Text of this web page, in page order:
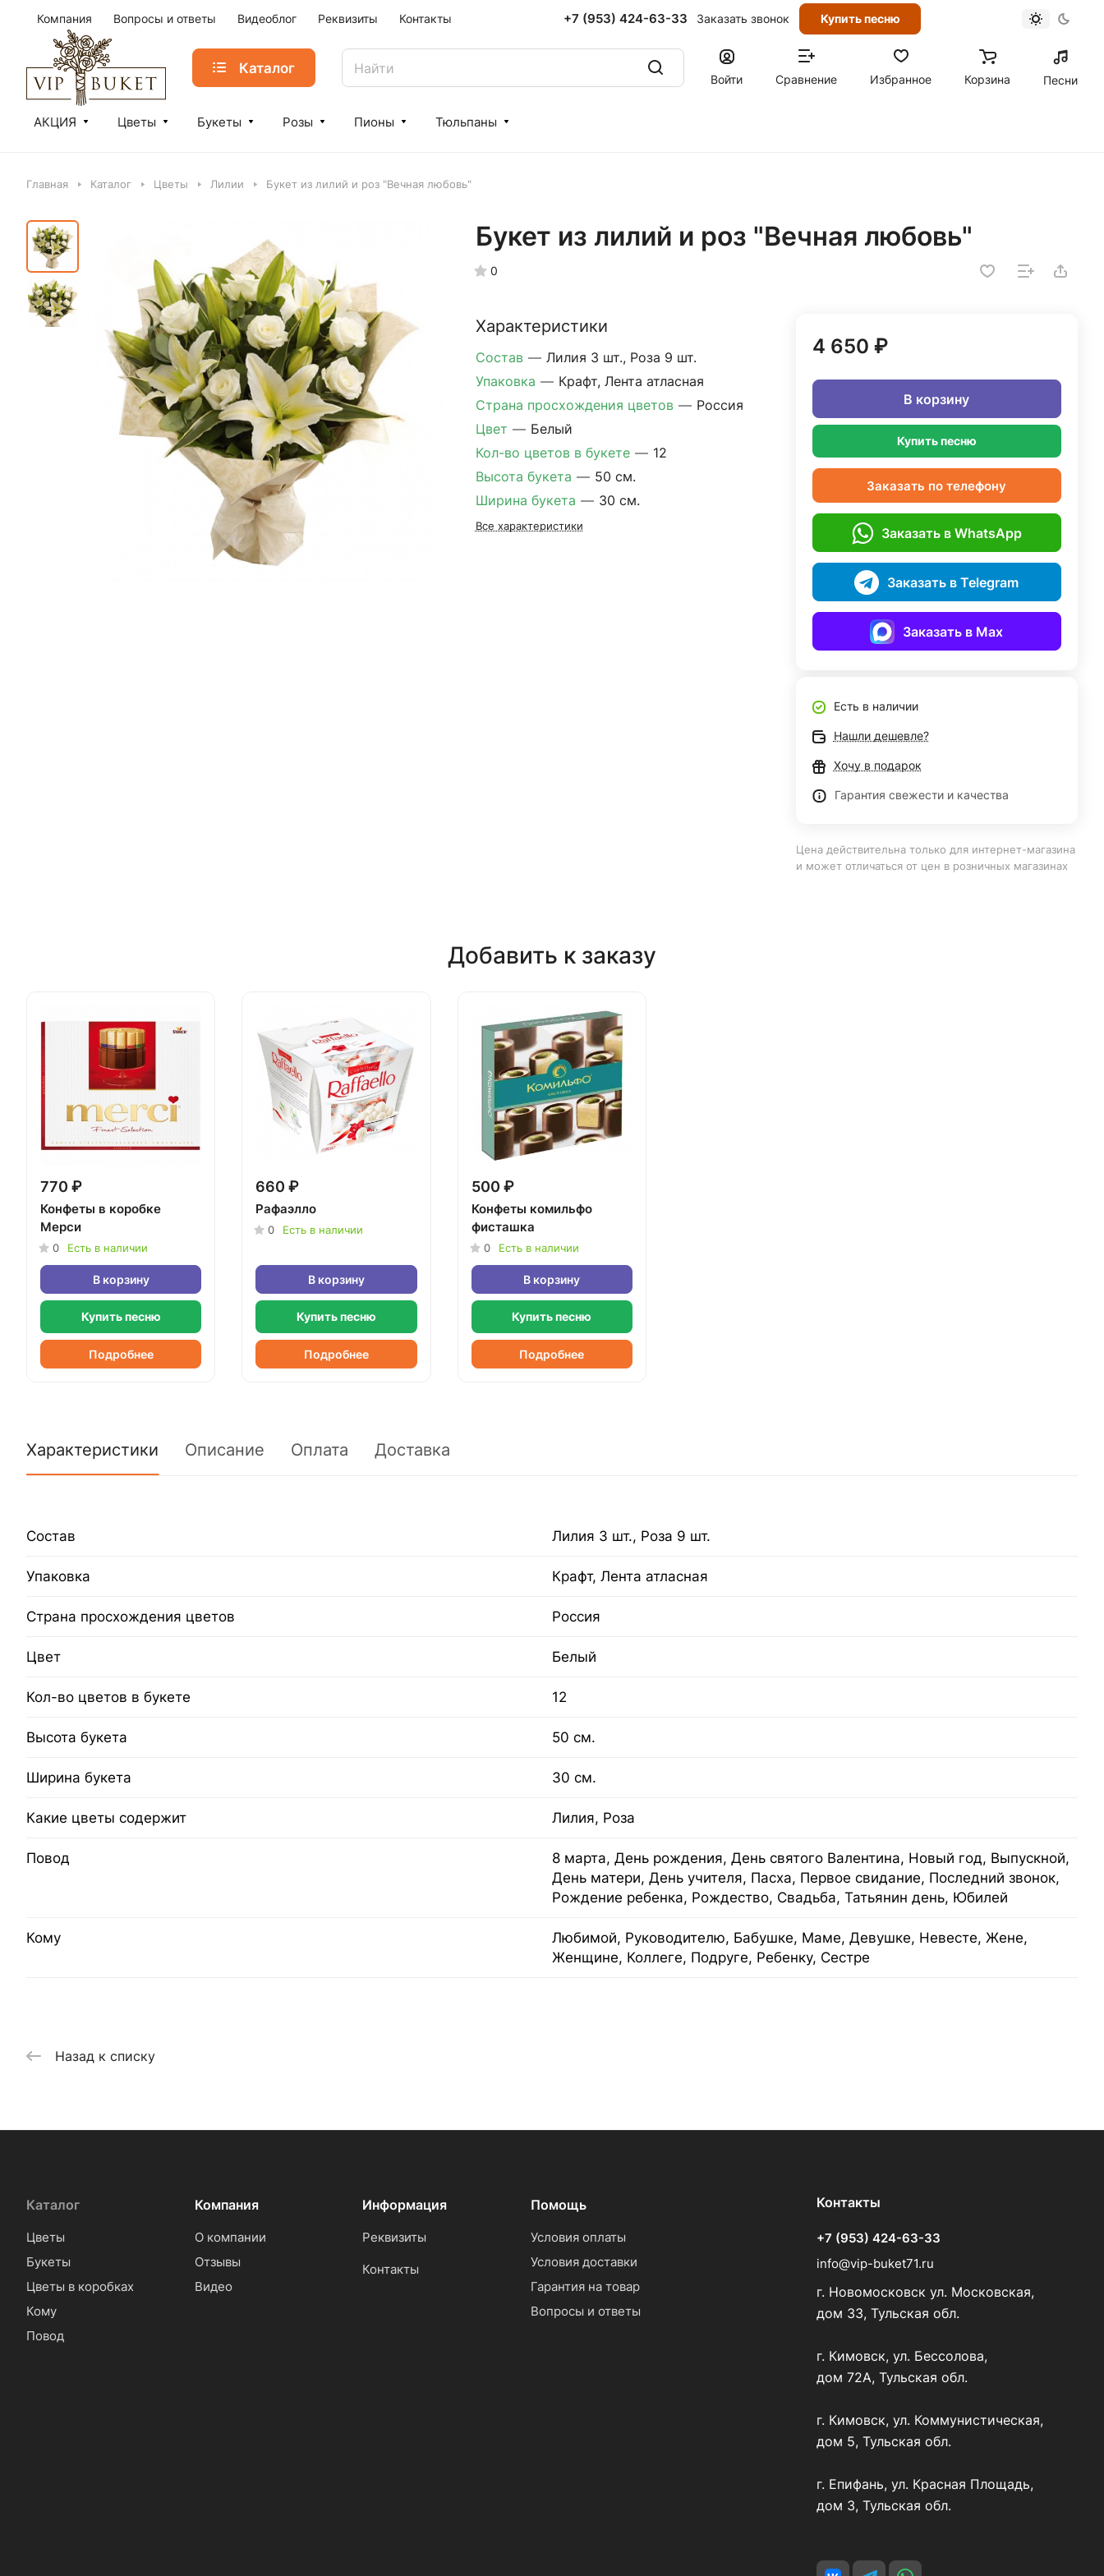
Компания Вопросы и ответы Видеоблог Реквизиты Контакты +7 (953) 424-63-33 Заказать звонок Купить песню
Каталог
Войти Сравнение Избранное Корзина Песни
АКЦИЯ Цветы Букеты Розы Пионы Тюльпаны
Главная Каталог Цветы Лилии Букет из лилий и роз "Вечная любовь"
Букет из лилий и роз "Вечная любовь"
0
Характеристики
Состав — Лилия 3 шт., Роза 9 шт.
Упаковка — Крафт, Лента атласная
Страна просхождения цветов — Россия
Цвет — Белый
Кол-во цветов в букете — 12
Высота букета — 50 см.
Ширина букета — 30 см.
Все характеристики
4 650 ₽
В корзину
Купить песню
Заказать по телефону
Заказать в WhatsApp
Заказать в Telegram
Заказать в Max
Есть в наличии
Нашли дешевле?
Хочу в подарок
Гарантия свежести и качества
Цена действительна только для интернет-магазина
и может отличаться от цен в розничных магазинах
Добавить к заказу
770 ₽
Конфеты в коробке
Мерси
0 Есть в наличии
В корзину
Купить песню
Подробнее
660 ₽
Рафаэлло
0 Есть в наличии
В корзину
Купить песню
Подробнее
500 ₽
Конфеты комильфо
фисташка
0 Есть в наличии
В корзину
Купить песню
Подробнее
Характеристики Описание Оплата Доставка
Состав Лилия 3 шт., Роза 9 шт.
Упаковка Крафт, Лента атласная
Страна просхождения цветов Россия
Цвет Белый
Кол-во цветов в букете 12
Высота букета 50 см.
Ширина букета 30 см.
Какие цветы содержит Лилия, Роза
Повод
8 марта, День рождения, День святого Валентина, Новый год, Выпускной,
День матери, День учителя, Пасха, Первое свидание, Последний звонок,
Рождение ребенка, Рождество, Свадьба, Татьянин день, Юбилей
Кому
Любимой, Руководителю, Бабушке, Маме, Девушке, Невесте, Жене,
Женщине, Коллеге, Подруге, Ребенку, Сестре
Назад к списку
Каталог
Цветы
Букеты
Цветы в коробках
Кому
Повод
Компания
О компании
Отзывы
Видео
Информация
Реквизиты
Контакты
Помощь
Условия оплаты
Условия доставки
Гарантия на товар
Вопросы и ответы
Контакты
+7 (953) 424-63-33
info@vip-buket71.ru
г. Новомосковск ул. Московская,
дом 33, Тульская обл.
г. Кимовск, ул. Бессолова,
дом 72А, Тульская обл.
г. Кимовск, ул. Коммунистическая,
дом 5, Тульская обл.
г. Епифань, ул. Красная Площадь,
дом 3, Тульская обл.